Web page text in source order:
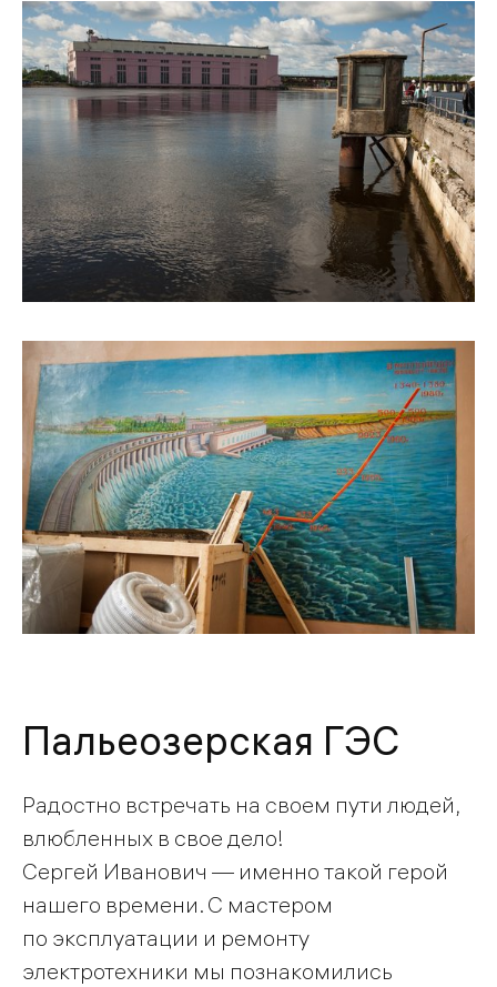
Пальеозерская ГЭС
Радостно встречать на своем пути людей,
влюбленных в свое дело!
Сергей Иванович — именно такой герой
нашего времени. С мастером
по эксплуатации и ремонту
электротехники мы познакомились